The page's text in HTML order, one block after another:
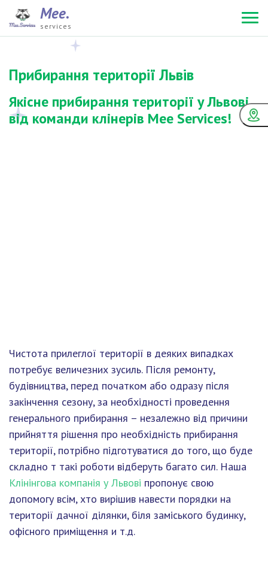
Mee.
services
Прибирання території Львів
Якісне прибирання території у Львові
від команди клінерів Mee Services!
Чистота прилеглої території в деяких випадках
потребує величезних зусиль. Після ремонту,
будівництва, перед початком або одразу після
закінчення сезону, за необхідності проведення
генерального прибирання – незалежно від причини
прийняття рішення про необхідність прибирання
території, потрібно підготуватися до того, що буде
складно т такі роботи відберуть багато сил. Наша
Клінінгова компанія у Львові пропонує свою
допомогу всім, хто вирішив навести порядки на
території дачної ділянки, біля заміського будинку,
офісного приміщення и т.д.